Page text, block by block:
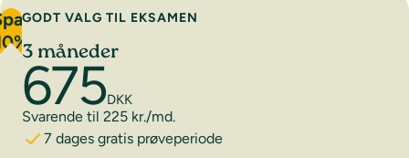
GODT VALG TIL EKSAMEN
3 måneder
675DKK
Svarende til 225 kr./md.
7 dages gratis prøveperiode